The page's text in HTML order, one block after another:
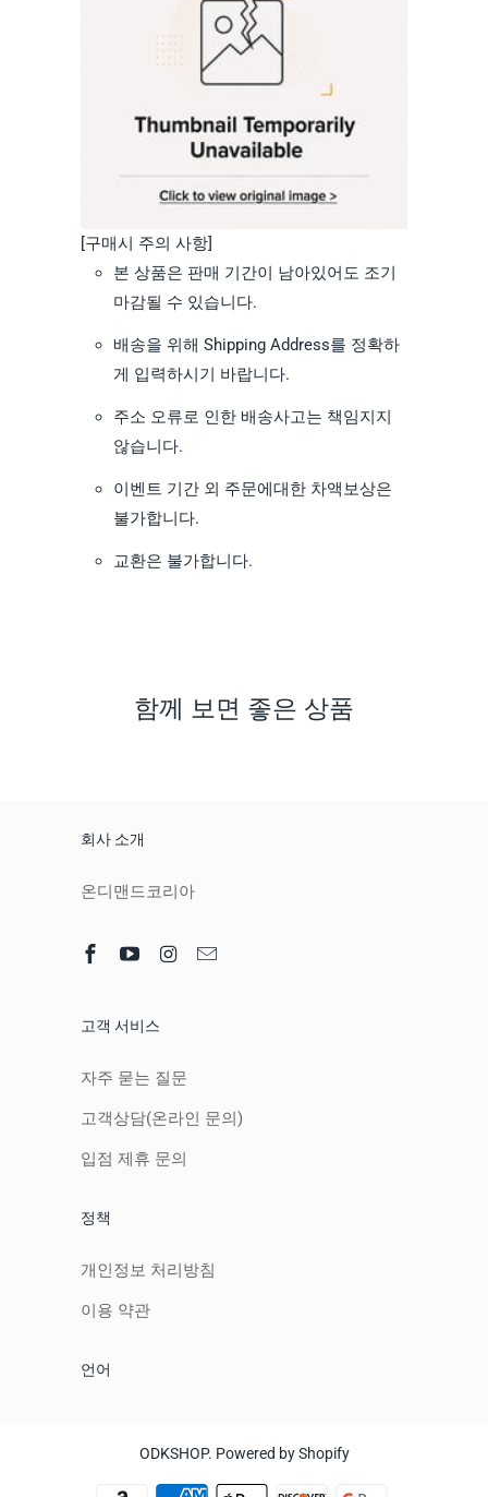
[구매시 주의 사항]
본 상품은 판매 기간이 남아있어도 조기
마감될 수 있습니다.
배송을 위해 Shipping Address를 정확하
게 입력하시기 바랍니다.
주소 오류로 인한 배송사고는 책임지지
않습니다.
이벤트 기간 외 주문에대한 차액보상은
불가합니다.
교환은 불가합니다.
함께 보면 좋은 상품
회사 소개
온디맨드코리아
고객 서비스
자주 묻는 질문
고객상담(온라인 문의)
입점 제휴 문의
정책
개인정보 처리방침
이용 약관
언어
ODKSHOP. Powered by Shopify